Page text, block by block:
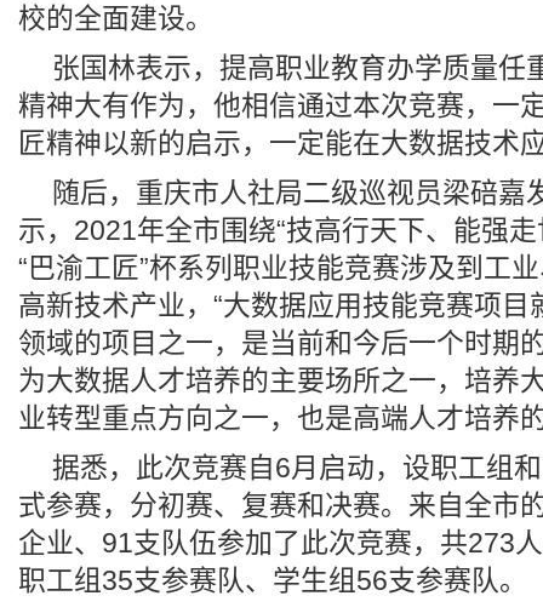
校的全面建设。
张国林表示，提高职业教育办学质量任
精神大有作为，他相信通过本次竞赛，一
匠精神以新的启示，一定能在大数据技术
随后，重庆市人社局二级巡视员梁碚嘉
示，2021年全市围绕“技高行天下、能强
“巴渝工匠”杯系列职业技能竞赛涉及到工
高新技术产业，“大数据应用技能竞赛项目
领域的项目之一，是当前和今后一个时期
为大数据人才培养的主要场所之一，培养
业转型重点方向之一，也是高端人才培养
据悉，此次竞赛自6月启动，设职工组
式参赛，分初赛、复赛和决赛。来自全市
企业、91支队伍参加了此次竞赛，共273
职工组35支参赛队、学生组56支参赛队。